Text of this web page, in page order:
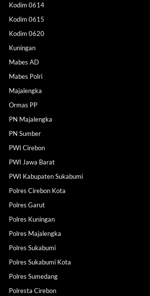
Kodim 0614
Kodim 0615
Kodim 0620
Kuningan
Mabes AD
Mabes Polri
Majalengka
Ormas PP
PN Majalengka
PN Sumber
PWI Cirebon
PWI Jawa Barat
PWI Kabupaten Sukabumi
Polres Cirebon Kota
Polres Garut
Polres Kuningan
Polres Majalengka
Polres Sukabumi
Polres Sukabumi Kota
Polres Sumedang
Polresta Cirebon